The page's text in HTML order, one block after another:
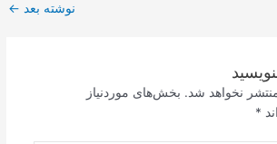
نوشته بعد ←
نخواهد شد. بخش‌های موردنیاز
*